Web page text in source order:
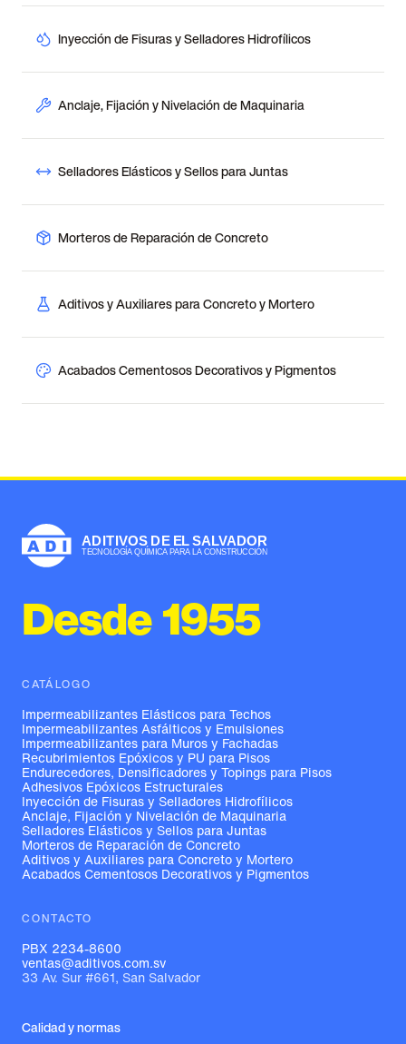
Inyección de Fisuras y Selladores Hidrofílicos
Anclaje, Fijación y Nivelación de Maquinaria
Selladores Elásticos y Sellos para Juntas
Morteros de Reparación de Concreto
Aditivos y Auxiliares para Concreto y Mortero
Acabados Cementosos Decorativos y Pigmentos
Desde 1955
CATÁLOGO
Impermeabilizantes Elásticos para Techos
Impermeabilizantes Asfálticos y Emulsiones
Impermeabilizantes para Muros y Fachadas
Recubrimientos Epóxicos y PU para Pisos
Endurecedores, Densificadores y Topings para Pisos
Adhesivos Epóxicos Estructurales
Inyección de Fisuras y Selladores Hidrofílicos
Anclaje, Fijación y Nivelación de Maquinaria
Selladores Elásticos y Sellos para Juntas
Morteros de Reparación de Concreto
Aditivos y Auxiliares para Concreto y Mortero
Acabados Cementosos Decorativos y Pigmentos
CONTACTO
PBX 2234-8600
ventas@aditivos.com.sv
33 Av. Sur #661, San Salvador
Calidad y normas